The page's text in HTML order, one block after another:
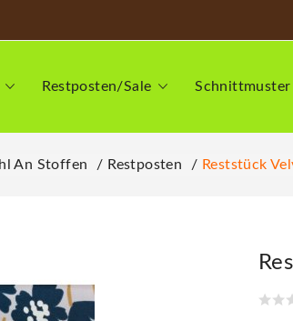
Restposten/Sale Schnittmuster
An Stoffen Restposten Reststück